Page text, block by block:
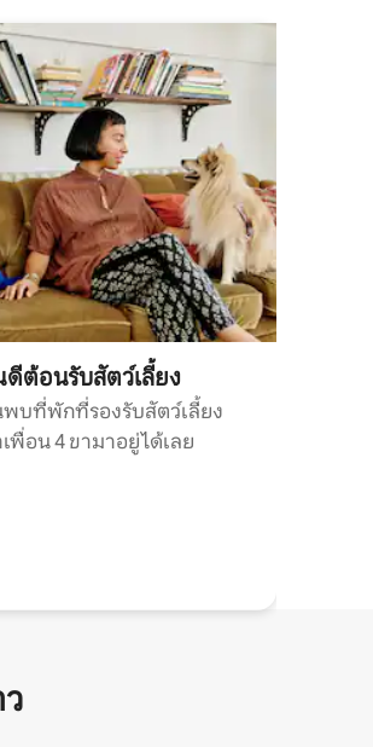
ดีต้อนรับสัตว์เลี้ยง
บที่พักที่รองรับสัตว์เลี้ยง
พื่อน 4 ขามาอยู่ได้เลย